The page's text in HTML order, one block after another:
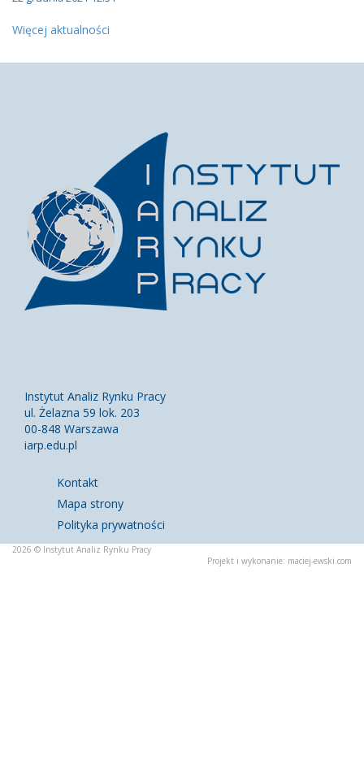
Więcej aktualności
Instytut Analiz Rynku Pracy
ul. Żelazna 59 lok. 203
00-848 Warszawa
iarp.edu.pl
Kontakt
Mapa strony
Polityka prywatności
2026 © Instytut Analiz Rynku Pracy
Projekt i wykonanie: maciej-ewski.com